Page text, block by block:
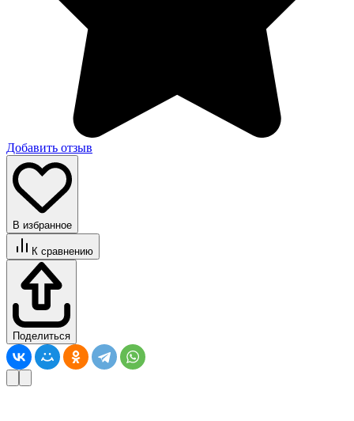
Добавить отзыв
В избранное
К сравнению
Поделиться